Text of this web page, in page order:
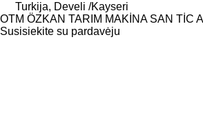
Turkija, Develi /Kayseri
OTM ÖZKAN TARIM MAKİNA SAN TİC
Susisiekite su pardavėju